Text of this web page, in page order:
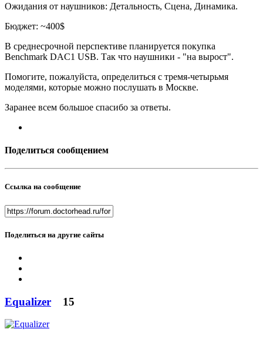
Ожидания от наушников: Детальность, Сцена, Динамика.
Бюджет: ~400$
В среднесрочной перспективе планируется покупка
Benchmark DAC1 USB. Так что наушники - "на вырост".
Помогите, пожалуйста, определиться с тремя-четырьмя
моделями, которые можно послушать в Москве.
Заранее всем большое спасибо за ответы.
Поделиться сообщением
Ссылка на сообщение
Поделиться на другие сайты
Equalizer 15